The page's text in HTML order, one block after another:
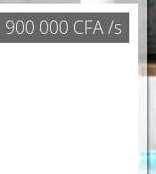
900 000 CFA /s